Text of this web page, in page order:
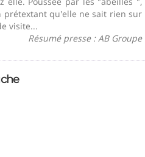
prétextant qu'elle ne sait rien sur
visite...
Résumé presse : AB Groupe